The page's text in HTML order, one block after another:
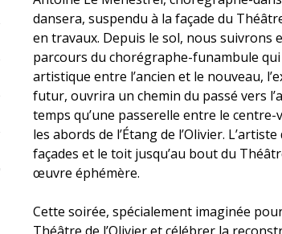
dansera, suspendu à la façade du
en travaux. Depuis le sol, nous suivrons
parcours du chorégraphe-funambule
artistique entre l’ancien et le nouveau,
futur, ouvrira un chemin du passé vers
temps qu’une passerelle entre le
les abords de l’Étang de l’Olivier.
façades et le toit jusqu’au bout du
œuvre éphémère.
Cette soirée, spécialement imaginée